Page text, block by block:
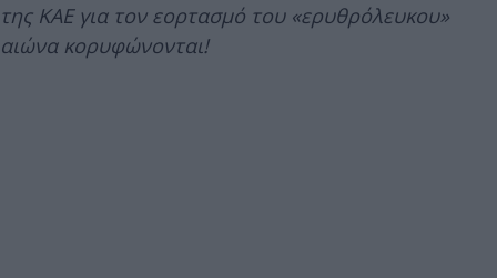
της ΚΑΕ για τον εορτασμό του «ερυθρόλευκου»
αιώνα κορυφώνονται!